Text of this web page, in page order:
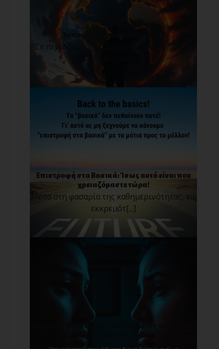
Το παρόν δεν είναι παντοτινό!
Σε περιόδους αβεβαιότητας, δυσάρεστων
Επιστροφή στα Βασικά: Ίσως αυτό είναι που
χρειαζόμαστε τώρα!
Μέσα στη φασαρία της καθημερινότητας, τις
εκκρεμότ[...]
Τα συναισθήματά μας : O καθρέφτης της σχέσης
Είναι εκπληκτικό πόσοι άνθρωποι ζουν τη